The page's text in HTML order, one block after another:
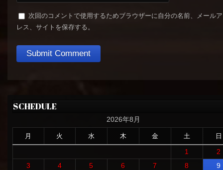
次回のコメントで使用するためブラウザーに自分の名前、メール
レス、サイトを保存する。
SCHEDULE
2026年8月
月 火 水 木 金 土 日
1
2
3
4 5 6 7 8
9